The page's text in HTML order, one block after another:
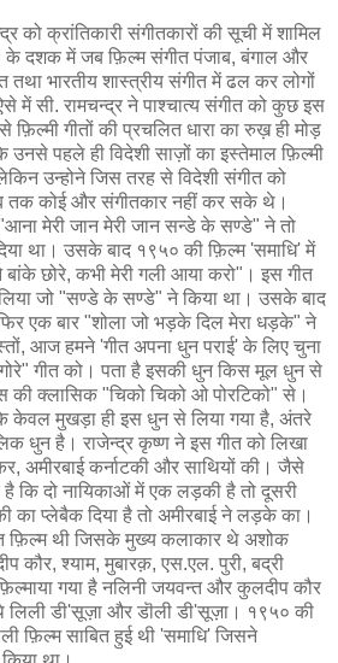
को क्रांतिकारी संगीतकारों की सूची में शामिल
के दशक में जब फ़िल्म संगीत पंजाब, बंगाल और
तथा भारतीय शास्त्रीय संगीत में ढल कर लोगों
में सी. रामचन्द्र ने पाश्चात्य संगीत को कुछ इस
गीतों की प्रचलित धारा का रुख़ ही मोड़
उनसे पहले ही विदेशी साज़ों का इस्तेमाल फ़िल्मी
उन्होने जिस तरह से विदेशी संगीत को
तक कोई और संगीतकार नहीं कर सके थे।
मेरी जान मेरी जान सन्डे के सण्डे" ने तो
था। उसके बाद १९५० की फ़िल्म 'समाधि' में
छोरे, कभी मेरी गली आया करो"। इस गीत
जो "सण्डे के सण्डे" ने किया था। उसके बाद
एक बार "शोला जो भड़के दिल मेरा धड़के" ने
आज हमने 'गीत अपना धुन पराई' के लिए चुना
गीत को। पता है इसकी धुन किस मूल धुन से
की क्लासिक "चिको चिको ओ पोरटिको" से।
केवल मुखड़ा ही इस धुन से लिया गया है, अंतरे
धुन है। राजेन्द्र कृष्ण ने इस गीत को लिखा
अमीरबाई कर्नाटकी और साथियों की। जैसे
है कि दो नायिकाओं में एक लड़की है तो दूसरी
प्लेबैक दिया है तो अमीरबाई ने लड़के का।
फ़िल्म थी जिसके मुख्य कलाकार थे अशोक
कौर, श्याम, मुबारक़, एस.एल. पुरी, बद्री
गया है नलिनी जयवन्त और कुलदीप कौर
लिली डी'सूज़ा और डॊली डी'सूज़ा। १९५० की
फ़िल्म साबित हुई थी 'समाधि' जिसने